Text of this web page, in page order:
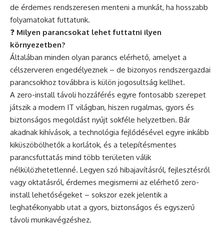
de érdemes rendszeresen menteni a munkát, ha hosszabb
folyamatokat futtatunk.
❓ Milyen parancsokat lehet futtatni ilyen
környezetben?
Általában minden olyan parancs elérhető, amelyet a
célszerveren engedélyeznek – de bizonyos rendszergazdai
parancsokhoz továbbra is külön jogosultság kellhet.
A zero-install távoli hozzáférés egyre fontosabb szerepet
játszik a modern IT világban, hiszen rugalmas, gyors és
biztonságos megoldást nyújt sokféle helyzetben. Bár
akadnak kihívások, a technológia fejlődésével egyre inkább
kiküszöbölhetők a korlátok, és a telepítésmentes
parancsfuttatás mind több területen válik
nélkülözhetetlenné. Legyen szó hibajavításról, fejlesztésről
vagy oktatásról, érdemes megismerni az elérhető zero-
install lehetőségeket – sokszor ezek jelentik a
leghatékonyabb utat a gyors, biztonságos és egyszerű
távoli munkavégzéshez.